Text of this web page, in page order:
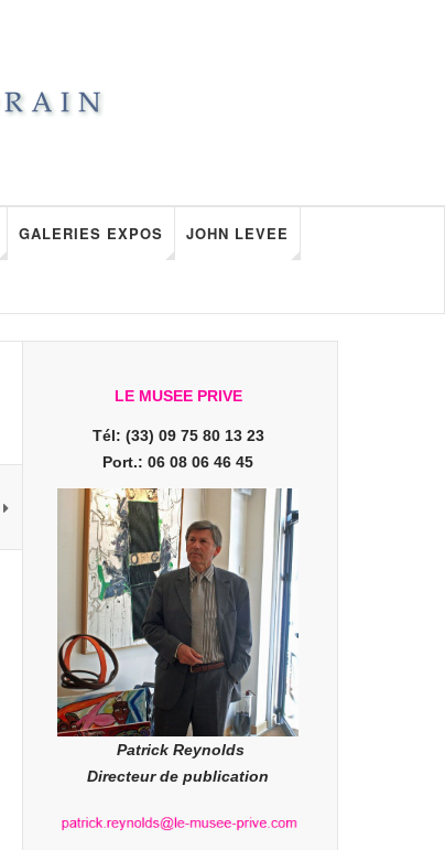
GALERIES EXPOS JOHN LEVEE
LE MUSEE PRIVE
Tél: (33) 09 75 80 13 23
Port.: 06 08 06 46 45
Patrick Reynolds
Directeur de publication